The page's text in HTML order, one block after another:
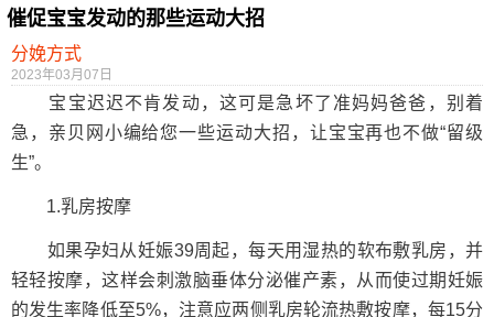
催促宝宝发动的那些运动大招
分娩方式
2023年03月07日
宝宝迟迟不肯发动，这可是急坏了准妈妈爸爸，别着
急，亲贝网小编给您一些运动大招，让宝宝再也不做“留级
生”。
1.乳房按摩
如果孕妇从妊娠39周起，每天用湿热的软布敷乳房，并
轻轻按摩，这样会刺激脑垂体分泌催产素，从而使过期妊娠
的发生率降低至5%，注意应两侧乳房轮流热敷按摩，每15分